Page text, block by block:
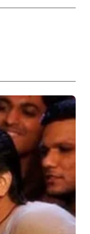
और युवाओं को उनके
पर सटीक और
पब्लिश  कर चुकी हैं। उन्हें